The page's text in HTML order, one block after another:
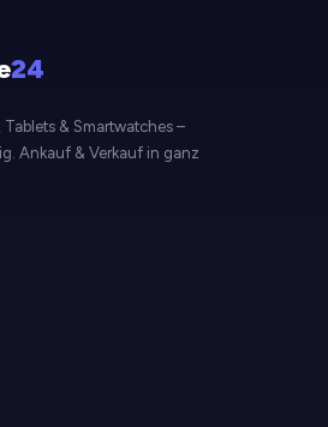
24
& Smartwatches –
Ankauf & Verkauf in ganz